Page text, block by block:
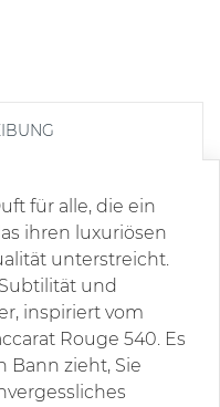
für alle, die ein
ihren luxuriösen
unterstreicht.
und
inspiriert vom
Rouge 540. Es
Bann zieht, Sie